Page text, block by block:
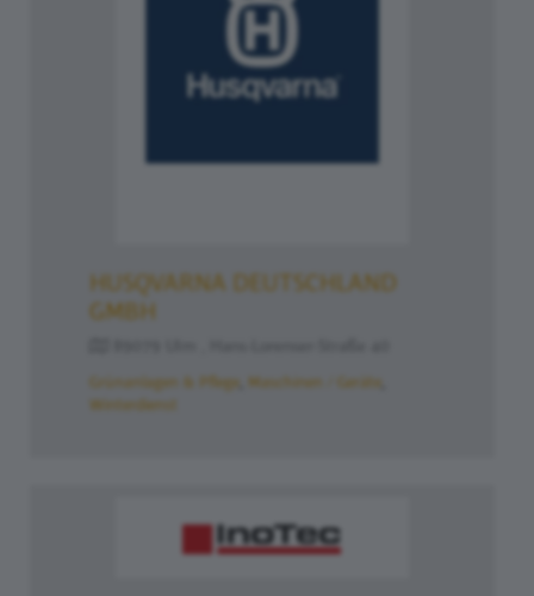
HUSQVARNA DEUTSCHLAND
GMBH
Grünanlagen & Pflege Maschinen / Geräte
Winterdienst